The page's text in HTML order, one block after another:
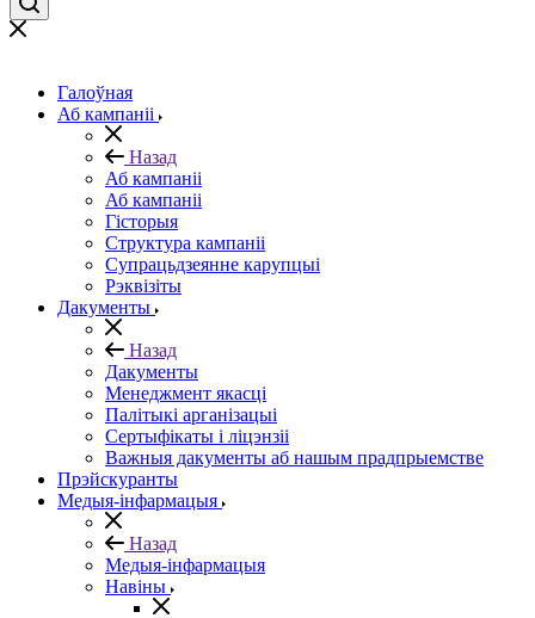
Галоўная
Аб кампаніі
Назад
Аб кампаніі
Аб кампаніі
Гісторыя
Структура кампаніі
Супрацьдзеянне карупцыі
Рэквізіты
Дакументы
Назад
Дакументы
Менеджмент якасці
Палітыкі арганізацыі
Сертыфікаты і ліцэнзіі
Важныя дакументы аб нашым прадпрыемстве
Прэйскуранты
Медыя-інфармацыя
Назад
Медыя-інфармацыя
Навіны